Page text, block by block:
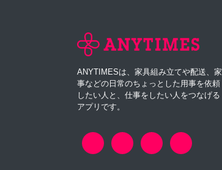
ANYTIMESは、家具組み立てや配送、家
事などの日常のちょっとした用事を依頼
したい人と、仕事をしたい人をつなげる
アプリです。